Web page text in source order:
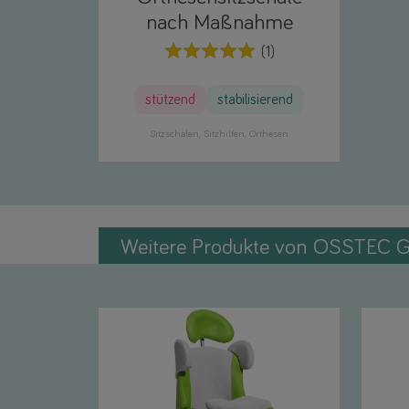
nach Maßnahme
(1)
stützend stabilisierend
Sitzschalen Sitzhilfen Orthesen
Weitere Produkte von OSSTEC